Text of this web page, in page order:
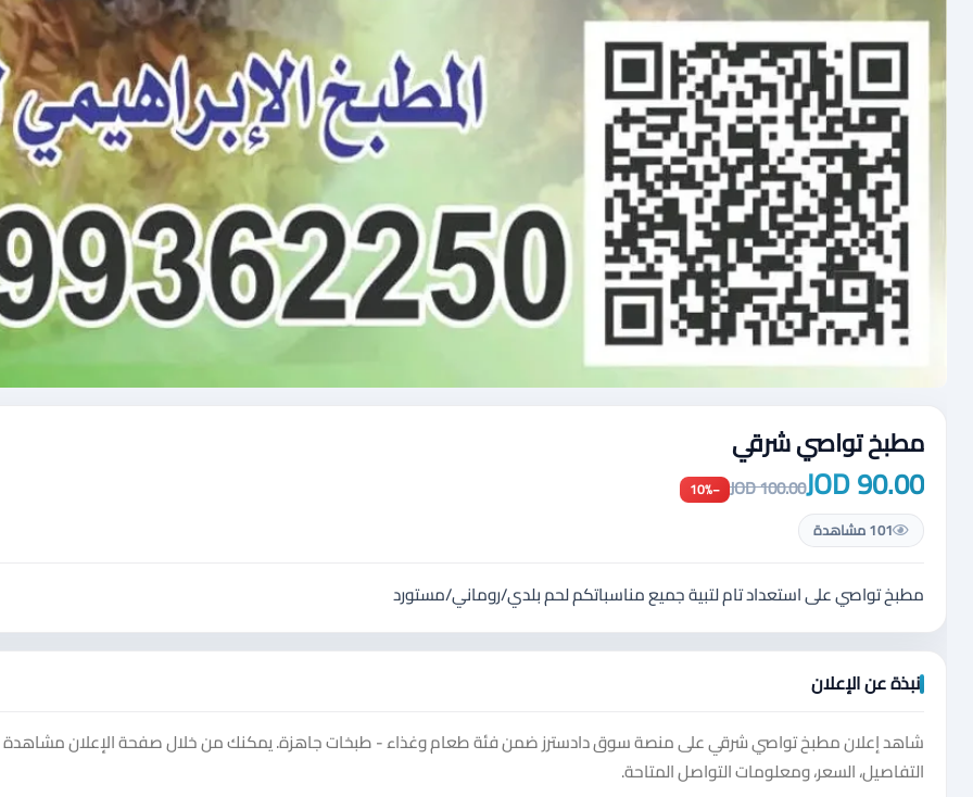
مطبخ تواصي شرقي
90.00 JOD
100.00 JOD
−10%
101 مشاهدة
مطبخ تواصي على استعداد تام لتبية جميع مناسباتكم لحم بلدي/روماني/مستورد
نبذة عن الإعلان
شاهد إعلان مطبخ تواصي شرقي على منصة سوق دادسترز ضمن فئة طعام وغذاء - طبخات جاهزة. يمكنك من خلال صفحة الإعلان مشاهدة
التفاصيل، السعر، ومعلومات التواصل المتاحة.